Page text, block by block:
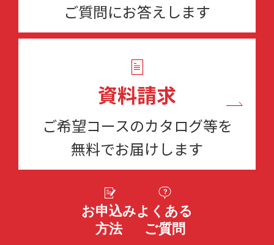
ご質問にお答えします
資料請求
ご希望コースのカタログ等を
無料でお届けします
お申込み
方法
よくある
ご質問